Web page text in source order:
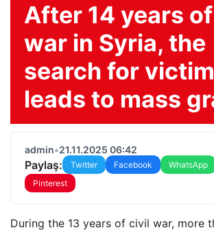
After 14 years
war in Syria, the
search for
leads to mass
admin•21.11.2025 06:42
Paylaş: Twitter Facebook WhatsApp
Pinterest
During the 13 years of civil war, more